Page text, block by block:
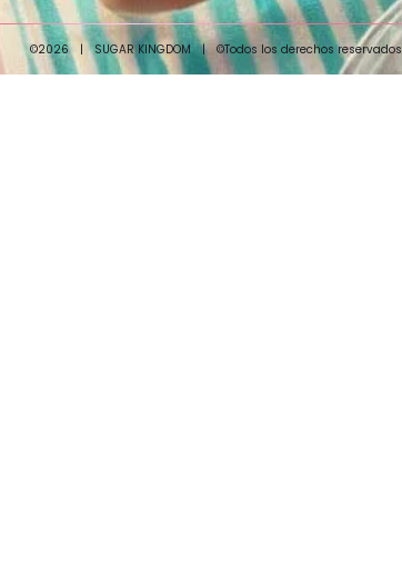
©2026 | SUGAR KINGDOM | ©Todos los derechos reservados